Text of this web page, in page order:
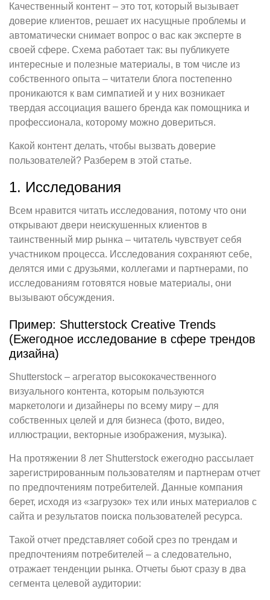
Качественный контент – это тот, который вызывает
доверие клиентов, решает их насущные проблемы и
автоматически снимает вопрос о вас как эксперте в
своей сфере. Схема работает так: вы публикуете
интересные и полезные материалы, в том числе из
собственного опыта – читатели блога постепенно
проникаются к вам симпатией и у них возникает
твердая ассоциация вашего бренда как помощника и
профессионала, которому можно довериться.
Какой контент делать, чтобы вызвать доверие
пользователей? Разберем в этой статье.
1. Исследования
Всем нравится читать исследования, потому что они
открывают двери неискушенных клиентов в
таинственный мир рынка – читатель чувствует себя
участником процесса. Исследования сохраняют себе,
делятся ими с друзьями, коллегами и партнерами, по
исследованиям готовятся новые материалы, они
вызывают обсуждения.
Пример: Shutterstock Creative Trends
(Ежегодное исследование в сфере трендов
дизайна)
Shutterstock – агрегатор высококачественного
визуального контента, которым пользуются
маркетологи и дизайнеры по всему миру – для
собственных целей и для бизнеса (фото, видео,
иллюстрации, векторные изображения, музыка).
На протяжении 8 лет Shutterstock ежегодно рассылает
зарегистрированным пользователям и партнерам отчет
по предпочтениям потребителей. Данные компания
берет, исходя из «загрузок» тех или иных материалов с
сайта и результатов поиска пользователей ресурса.
Такой отчет представляет собой срез по трендам и
предпочтениям потребителей – а следовательно,
отражает тенденции рынка. Отчеты бьют сразу в два
сегмента целевой аудитории: